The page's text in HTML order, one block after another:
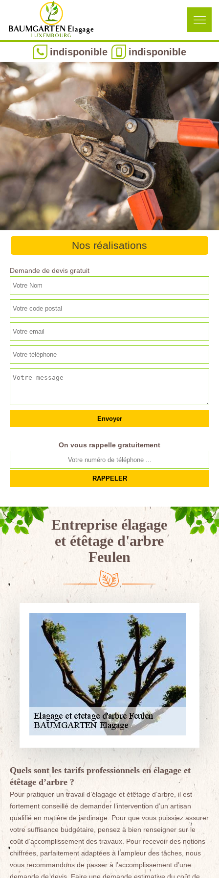
indisponible indisponible
Nos réalisations
Demande de devis gratuit
On vous rappelle gratuitement
Entreprise élagage
et étêtage d'arbre
Feulen
Quels sont les tarifs professionnels en élagage et
étêtage d’arbre ?
Pour pratiquer un travail d’élagage et étêtage d’arbre, il est
fortement conseillé de demander l’intervention d’un artisan
qualifié en matière de jardinage. Pour que vous puissiez assurer
votre suffisance budgétaire, pensez à bien renseigner sur le
coût d’accomplissement des travaux. Pour recevoir des notions
chiffrées, parfaitement adaptées à l’ampleur des tâches, nous
vous recommandons de passer à l’accomplissement d’une